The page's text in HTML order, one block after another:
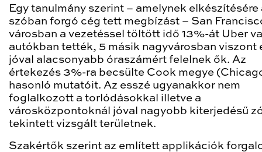
Egy tanulmány szerint – amelynek elkészítésére
szóban forgó cég tett megbízást – San
városban a vezetéssel töltött idő 13%-át Uber
autókban tették, 5 másik nagyvárosban viszont
jóval alacsonyabb óraszámért felelnek ők. Az
értekezés 3%-ra becsülte Cook megye
hasonló mutatóit. Az esszé ugyanakkor nem
foglalkozott a torlódásokkal illetve a
városközpontoknál jóval nagyobb kiterjedésű
tekintett vizsgált területnek.
Szakértők szerint az említett applikációk